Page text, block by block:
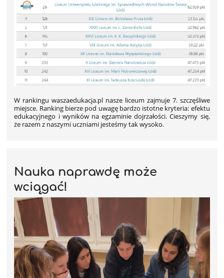
W rankingu waszaedukacja.pl nasze liceum zajmuje 7. szczęśliwe
miejsce. Ranking bierze pod uwagę bardzo istotne kryteria: efektu
edukacyjnego i wyników na egzaminie dojrzałości. Cieszymy się,
że razem z naszymi uczniami jesteśmy tak wysoko.
Nauka naprawdę może
wciągać!